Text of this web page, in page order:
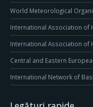
World Meteorological
International Association of
International Association of
Central and Eastern
International Network of